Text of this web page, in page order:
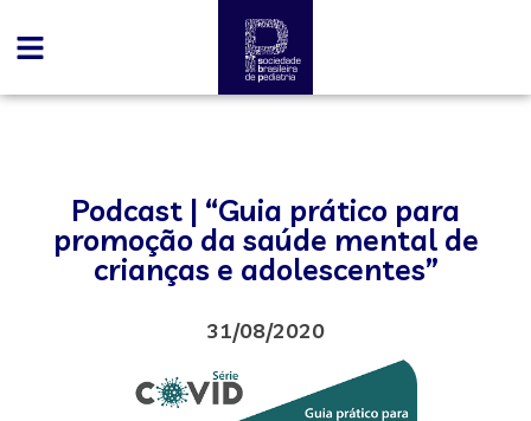
Podcast | “Guia prático para
promoção da saúde mental de
crianças e adolescentes”
31/08/2020